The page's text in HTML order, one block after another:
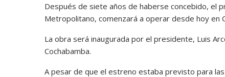
Después de siete años de haberse concebido, el
Metropolitano, comenzará a operar desde hoy en
La obra será inaugurada por el presidente, Luis
Cochabamba.
A pesar de que el estreno estaba previsto para